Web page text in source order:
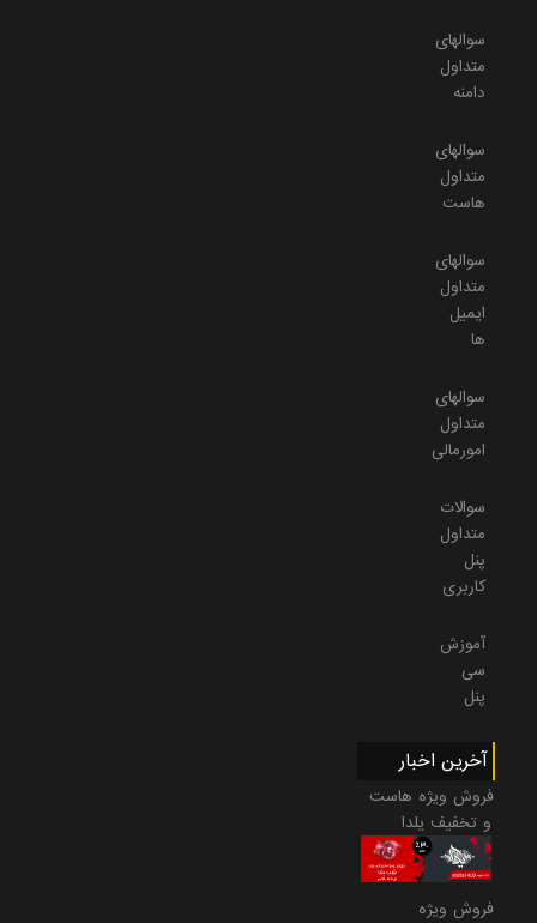
سوالهای
متداول
دامنه
سوالهای
متداول
هاست
سوالهای
متداول
ایمیل
ها
سوالهای
متداول
امورمالی
سوالات
متداول
پنل
کاربری
آموزش
سی
پنل
آخرین اخبار
فروش ویژه هاست
و تخفیف یلدا
فروش ویژه